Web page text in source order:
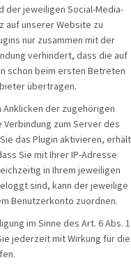
der jeweiligen Social-Media-
auf unserer Website zu
nur zusammen mit der
verhindert, dass die auf
schon beim ersten Betreten
übertragen.
Anklicken der zugehörigen
zum Server des
das Plugin aktivieren, erhält
Sie mit Ihrer IP-Adresse
in Ihrem jeweiligen
sind, kann der jeweilige
Benutzerkonto zuordnen.
im Sinne des Art. 6 Abs. 1
jederzeit mit Wirkung für die